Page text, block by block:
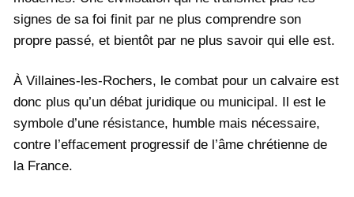
signes de sa foi finit par ne plus comprendre son
propre passé, et bientôt par ne plus savoir qui elle est.
À Villaines-les-Rochers, le combat pour un calvaire est
donc plus qu’un débat juridique ou municipal. Il est le
symbole d’une résistance, humble mais nécessaire,
contre l’effacement progressif de l’âme chrétienne de
la France.